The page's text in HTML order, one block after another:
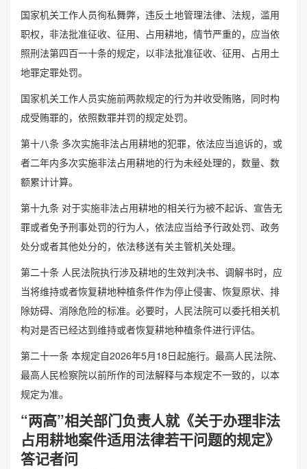
国家机关工作人员徇私舞弊，违反土地管理法律、法规，滥用
职权，非法批准征收、征用、占用耕地，情节严重的，应当依
照刑法第四百一十条的规定，以非法批准征收、征用、占用土
地罪定罪处罚。
国家机关工作人员实施前两款规定的行为并收受贿赂，同时构
成受贿罪的，依照数罪并罚的规定处罚。
第十八条 多次实施非法占用耕地的犯罪，依法应当追诉的，或
者二年内多次实施非法占用耕地的行为未经处理的，数量、数
额累计计算。
第十九条 对于实施非法占用耕地的相关行为被不起诉、宣告无
罪或者免予刑事处罚的行为人，依法应当给予行政处罚、政务
处分或者其他处分的，依法移送有关主管机关处理。
第二十条 人民法院执行涉及耕地的生效判决书、调解书时，应
当将维持或者恢复耕地种植条件作为停止侵害、恢复原状、排
除妨碍、消除危险的标准。必要时，人民法院可以委托相关机
构对是否已经达到维持或者恢复耕地种植条件进行评估。
第二十一条 本规定自2026年5月18日起施行。最高人民法院、
最高人民检察院以前所作的司法解释与本规定不一致的，以本
规定为准。
“两高”相关部门负责人就《关于办理非法
占用耕地案件适用法律若干问题的规定》
答记者问